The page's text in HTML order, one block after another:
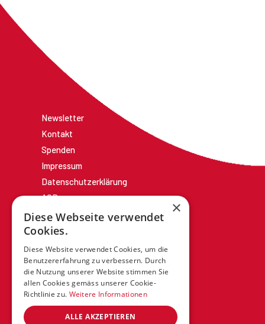
Newsletter
Kontakt
Spenden
Impressum
Datenschutzerklärung
AGBs
×
Diese Webseite verwendet
Cookies.
Diese Website verwendet Cookies, um die
Benutzererfahrung zu verbessern. Durch
die Nutzung unserer Website stimmen Sie
allen Cookies gemäss unserer Cookie-
Richtlinie zu. Weitere Informationen
ALLE AKZEPTIEREN